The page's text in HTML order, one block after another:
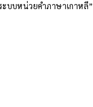
บบหน่วยคำภาษาเกาหลี”